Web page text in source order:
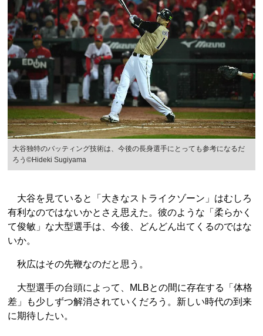
大谷独特のバッティング技術は、今後の長身選手にとっても参考になるだ
ろう©Hideki Sugiyama
大谷を見ていると「大きなストライクゾーン」はむしろ
有利なのではないかとさえ思えた。彼のような「柔らかく
て俊敏」な大型選手は、今後、どんどん出てくるのではな
いか。
秋広はその先鞭なのだと思う。
大型選手の台頭によって、MLBとの間に存在する「体格
差」も少しずつ解消されていくだろう。新しい時代の到来
に期待したい。